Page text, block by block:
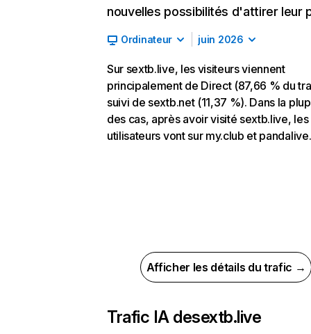
nouvelles possibilités d'attirer leur
Ordinateur juin 2026
Sur sextb.live, les visiteurs viennent
principalement de Direct (87,66 % du
suivi de sextb.net (11,37 %). Dans la
des cas, après avoir visité sextb.live, les
utilisateurs vont sur my.club et
Afficher les détails du trafic →
Trafic IA desextb.live